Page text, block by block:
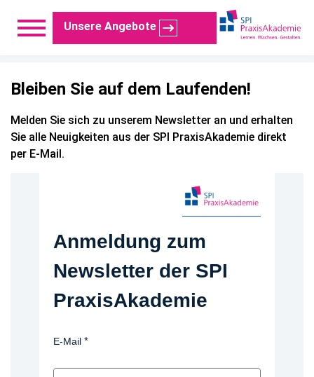
Unsere Angebote
Bleiben Sie auf dem Laufenden!
Melden Sie sich zu unserem Newsletter an und erhalten
Sie alle Neuigkeiten aus der SPI PraxisAkademie direkt
per E-Mail.
Anmeldung zum
Newsletter der SPI
PraxisAkademie
E-Mail
Hier geht’s zur Übersicht der Angebote